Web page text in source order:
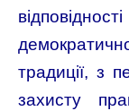
традиції, з
захисту